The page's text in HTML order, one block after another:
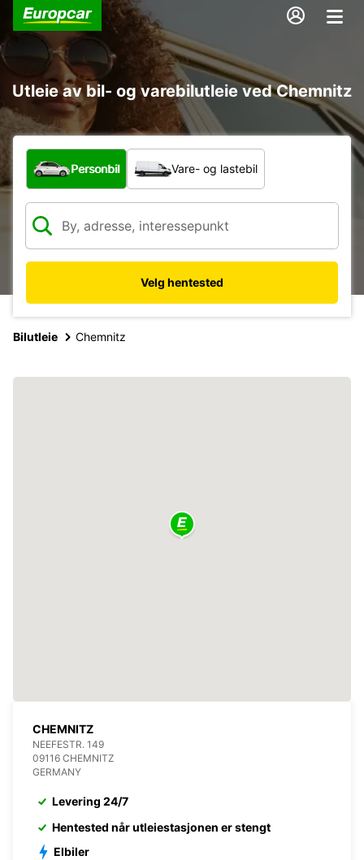
Utleie av bil- og varebilutleie ved Chemnitz
Hvilken type bil?
Personbil Vare- og lastebil
Velg hentested
Bilutleie Chemnitz
CHEMNITZ
NEEFESTR. 149
09116 CHEMNITZ
GERMANY
Levering 24/7
Hentested når utleiestasjonen er stengt
Elbiler